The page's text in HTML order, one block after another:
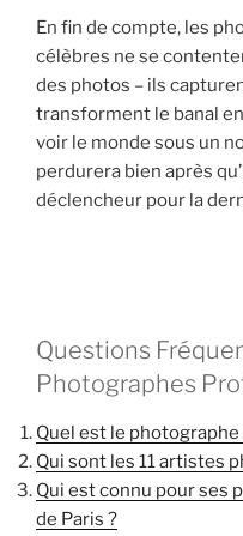
En fin de compte, les
célèbres ne se
des photos – ils
transforment le banal
voir le monde sous un
perdurera bien après
déclencheur pour la
Questions
Photographes
Quel est le
Qui sont les 11 artistes
Qui est connu pour ses
de Paris ?